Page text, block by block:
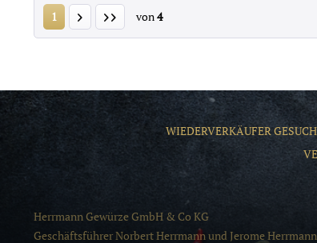
1 von4
WIEDERVERKÄUFER
Herrmann Gewürze GmbH & Co KG
Geschäftsführer Norbert Herrmann und Jerome Herrmann